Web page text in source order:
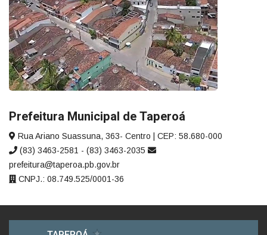
Prefeitura Municipal de Taperoá
Rua Ariano Suassuna, 363- Centro | CEP: 58.680-000
(83) 3463-2581 - (83) 3463-2035
prefeitura@taperoa.pb.gov.br
CNPJ.: 08.749.525/0001-36